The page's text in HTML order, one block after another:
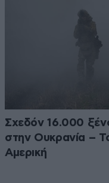
Σχεδόν 16.000
στην Ουκρανία –
Αμερική